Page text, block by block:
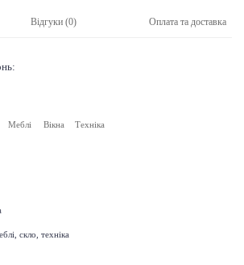
Відгуки (0) Оплата та доставка
Меблі Вікна Техніка
скло, техніка